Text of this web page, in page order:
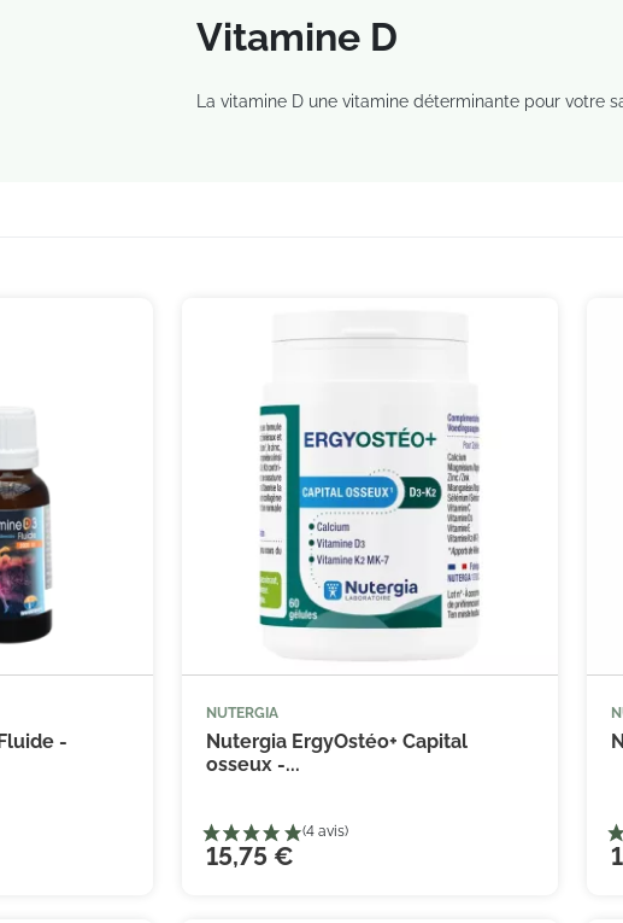
Vitamine D
La vitamine D une vitamine déterminante pour votre
-
NUTERGIA
Nutergia ErgyOstéo+ Capital
osseux -...
15,75 €